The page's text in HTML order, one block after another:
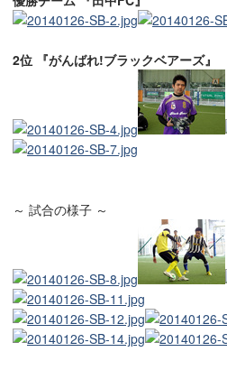
2位 『がんばれ!ブラックベアーズ』
～ 試合の様子 ～